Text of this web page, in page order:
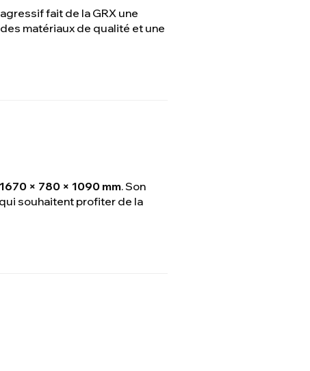
fait de la GRX une
matériaux de qualité et une
1670 × 780 × 1090 mm. Son
souhaitent profiter de la